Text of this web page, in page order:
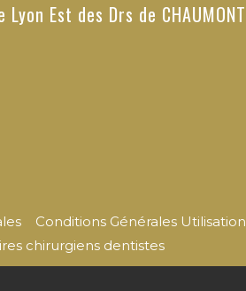
Est des Drs de CHAUMONT
Conditions Générales Utilisation
chirurgiens dentistes